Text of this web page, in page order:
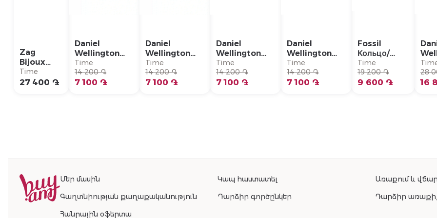
Zag
Bijoux
Серьги/
SEC26781-
Time
27 400 ֏
Daniel
Wellington
Кольцо/
DW00400379
Time
14 200 ֏
7 100 ֏
Daniel
Wellington
Кольцо/
DW00400378
Time
14 200 ֏
7 100 ֏
Daniel
Wellington
Кольцо/
DW00400365
Time
14 200 ֏
7 100 ֏
Daniel
Wellington
Кольцо/
DW00400364
Time
14 200 ֏
7 100 ֏
Fossil
Кольцо/
JF04495710
Time
19 200 ֏
9 600 ֏
28
16
Մեր մասին Կապ հաստատել
Առաքում և
Գաղտնիության քաղաքականություն
Դարձիր գործընկեր
Դարձիր
Հանրային օֆերտա